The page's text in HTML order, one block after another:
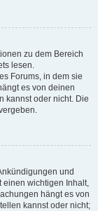
zu dem Bereich
lesen.
Forums, in dem sie
es von deinen
kannst oder nicht. Die
und
einen wichtigen Inhalt,
hängt es von
kannst oder nicht;